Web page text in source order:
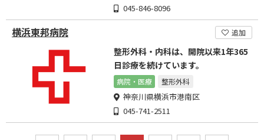
045-846-8096
横浜東邦病院 追加
整形外科・内科は、開院以来1年365
日診療を続けています。
病院・医療 整形外科
神奈川県横浜市港南区
045-741-2511